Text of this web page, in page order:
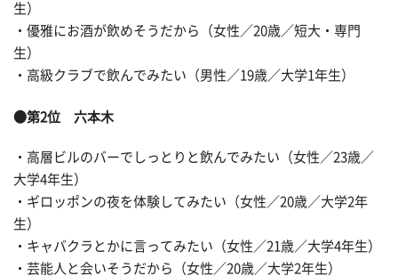
生）
・優雅にお酒が飲めそうだから（女性／20歳／短大・専門
生）
・高級クラブで飲んでみたい（男性／19歳／大学1年生）
●第2位 六本木
・高層ビルのバーでしっとりと飲んでみたい（女性／23歳／
大学4年生）
・ギロッポンの夜を体験してみたい（女性／20歳／大学2年
生）
・キャバクラとかに言ってみたい（女性／21歳／大学4年生）
・芸能人と会いそうだから（女性／20歳／大学2年生）